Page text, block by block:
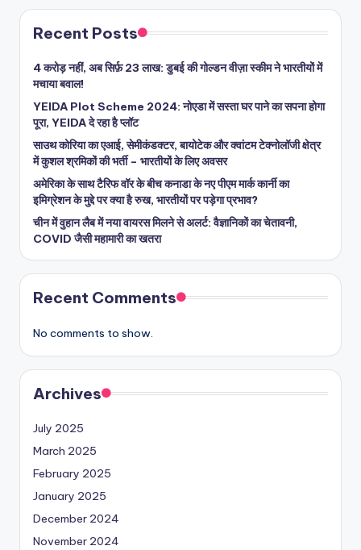
Recent Posts
4 करोड़ नहीं, अब सिर्फ़ 23 लाख: डुबई की गोल्डन वीज़ा स्कीम ने भारतीयों में
मचाया बवाल!
YEIDA Plot Scheme 2024: नोएडा में सस्ता घर पाने का सपना होगा
पूरा, YEIDA दे रहा है प्लॉट
साउथ कोरिया का एआई, सेमीकंडक्टर, बायोटेक और क्वांटम टेक्नोलॉजी क्षेत्र
में कुशल श्रमिकों की भर्ती – भारतीयों के लिए अवसर
अमेरिका के साथ टैरिफ वॉर के बीच कनाडा के नए पीएम मार्क कार्नी का
इमिग्रेशन के मुद्दे पर क्या है रुख, भारतीयों पर पड़ेगा प्रभाव?
चीन में वुहान लैब में नया वायरस मिलने से अलर्ट: वैज्ञानिकों का चेतावनी,
COVID जैसी महामारी का खतरा
Recent Comments
No comments to show.
Archives
July 2025
March 2025
February 2025
January 2025
December 2024
November 2024